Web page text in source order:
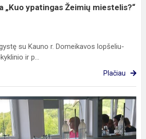
„Kuo ypatingas Žeimių miestelis?“
su Kauno r. Domeikavos lopšeliu-
ir p...
Plačiau